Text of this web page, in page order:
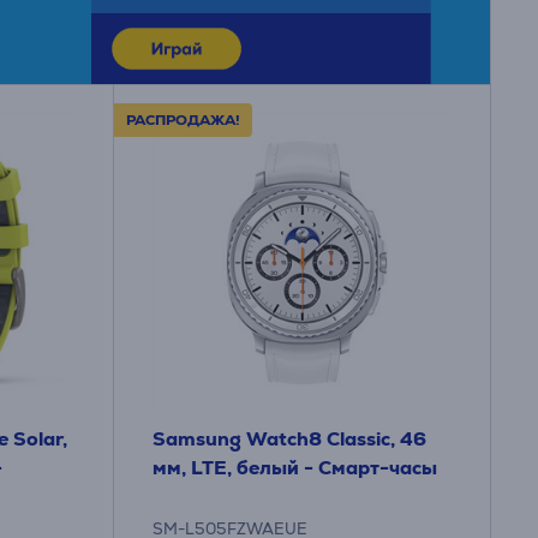
Solar,
РАСПРОДАЖА!
Samsung Watch8 Classic, 46
мм, LTE, белый - Смарт-часы
SM-L505FZWAEUE